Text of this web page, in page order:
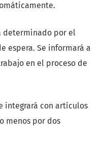
determinado por el
espera. Se informará a
en el proceso de
integrará con artículos
menos por dos